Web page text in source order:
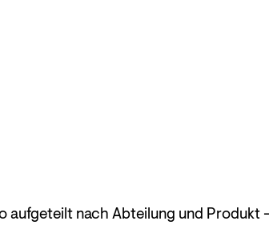
aufgeteilt nach Abteilung und Produkt -